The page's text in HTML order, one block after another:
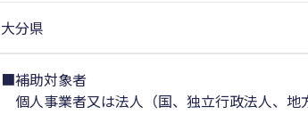
大分県
■補助対象者
個人事業者又は法人（国、独立行政法人、地